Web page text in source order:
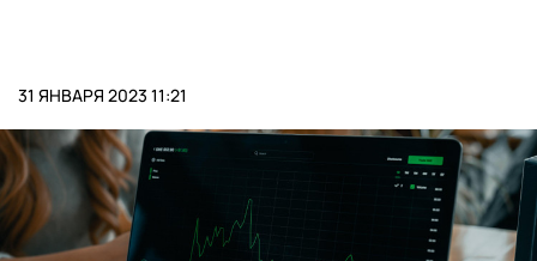
31 ЯНВАРЯ 2023 11:21